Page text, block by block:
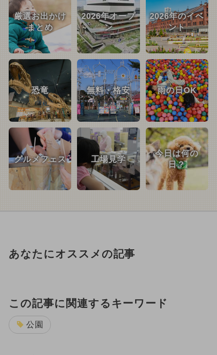
厳選お出かけ
まとめ
2026年オープ
ン
2026年のイベ
ント
恐竜 無料・格安 雨の日OK
グルメフェス 工場見学
今日は何の
日？
あなたにオススメの記事
この記事に関連するキーワード
公園